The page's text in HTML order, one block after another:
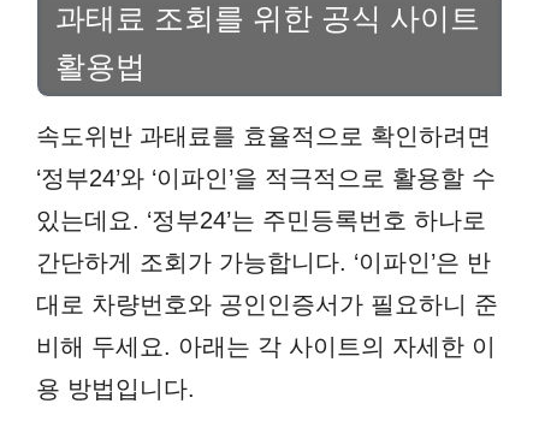
과태료 조회를 위한 공식 사이트
활용법
속도위반 과태료를 효율적으로 확인하려면
‘정부24’와 ‘이파인’을 적극적으로 활용할 수
있는데요. ‘정부24’는 주민등록번호 하나로
간단하게 조회가 가능합니다. ‘이파인’은 반
대로 차량번호와 공인인증서가 필요하니 준
비해 두세요. 아래는 각 사이트의 자세한 이
용 방법입니다.